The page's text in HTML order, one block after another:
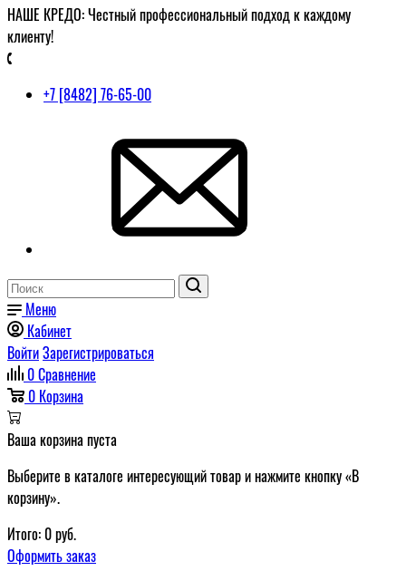
НАШЕ КРЕДО: Честный профессиональный подход к каждому
клиенту!
+7 [8482] 76-65-00
Меню
Кабинет
ВойтиЗарегистрироваться
0Сравнение
0 Корзина
Ваша корзина пуста
Выберите в каталоге интересующий товар и нажмите кнопку «В
корзину».
Итого: 0руб.
Оформить заказ